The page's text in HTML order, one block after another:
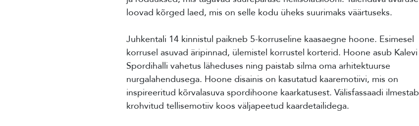
loovad kõrged laed, mis on selle kodu üheks suurimaks väärtuseks.
Juhkentali 14 kinnistul paikneb 5-korruseline kaasaegne hoone. Esimesel
korrusel asuvad äripinnad, ülemistel korrustel korterid. Hoone asub Kalevi
Spordihalli vahetus läheduses ning paistab silma oma arhitektuurse
nurgalahendusega. Hoone disainis on kasutatud kaaremotiivi, mis on
inspireeritud kõrvalasuva spordihoone kaarkatusest. Välisfassaadi ilmestab
krohvitud tellisemotiiv koos väljapeetud kaardetailidega.